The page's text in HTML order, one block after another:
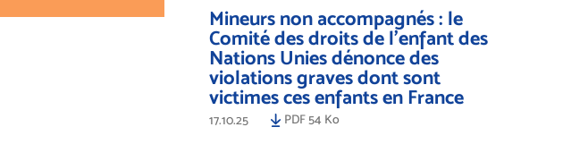
Mineurs non accompagnés : le
Comité des droits de l’enfant des
Nations Unies dénonce des
violations graves dont sont
victimes ces enfants en France
17.10.25 PDF 54 Ko